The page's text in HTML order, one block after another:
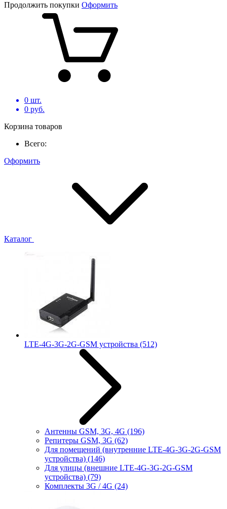
Продолжить покупки Оформить
0 шт.
0 руб.
Корзина товаров
Всего:
Оформить
Каталог
LTE-4G-3G-2G-GSM устройства (512)
Антенны GSM, 3G, 4G (196)
Репитеры GSM, 3G (62)
Для помещений (внутренние LTE-4G-3G-2G-GSM
устройства) (146)
Для улицы (внешние LTE-4G-3G-2G-GSM
устройства) (79)
Комплекты 3G / 4G (24)